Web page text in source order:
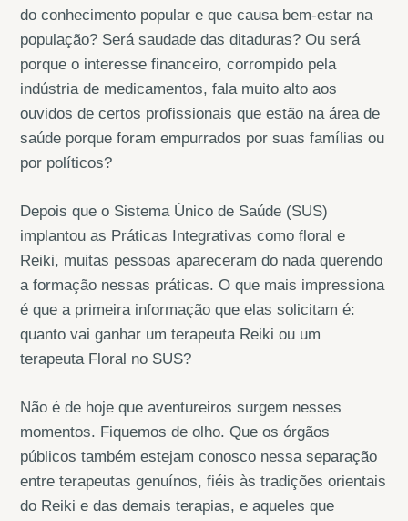
do conhecimento popular e que causa bem-estar na
população? Será saudade das ditaduras? Ou será
porque o interesse financeiro, corrompido pela
indústria de medicamentos, fala muito alto aos
ouvidos de certos profissionais que estão na área de
saúde porque foram empurrados por suas famílias ou
por políticos?
Depois que o Sistema Único de Saúde (SUS)
implantou as Práticas Integrativas como floral e
Reiki, muitas pessoas apareceram do nada querendo
a formação nessas práticas. O que mais impressiona
é que a primeira informação que elas solicitam é:
quanto vai ganhar um terapeuta Reiki ou um
terapeuta Floral no SUS?
Não é de hoje que aventureiros surgem nesses
momentos. Fiquemos de olho. Que os órgãos
públicos também estejam conosco nessa separação
entre terapeutas genuínos, fiéis às tradições orientais
do Reiki e das demais terapias, e aqueles que